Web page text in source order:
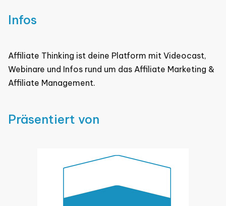
Infos
Affiliate Thinking ist deine Platform mit Videocast,
Webinare und Infos rund um das Affiliate Marketing &
Affiliate Management.
Präsentiert von